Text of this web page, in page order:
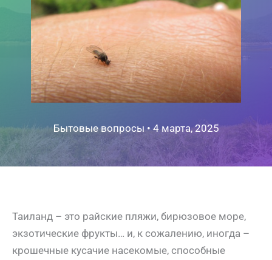
Бытовые вопросы•4 марта, 2025
Таиланд – это райские пляжи, бирюзовое море,
экзотические фрукты… и, к сожалению, иногда –
крошечные кусачие насекомые, способные